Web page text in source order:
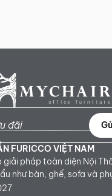
FURICCO VIỆT NAM
pháp toàn diện Nội
như bàn, ghế, sofa và